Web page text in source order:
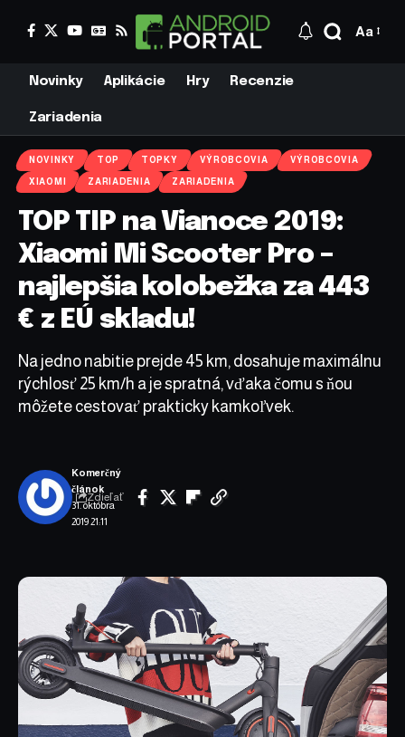
Aa
Novinky Aplikácie Hry Recenzie
Zariadenia
NOVINKY TOP TOPKY VÝROBCOVIA VÝROBCOVIA
XIAOMI ZARIADENIA ZARIADENIA
TOP TIP na Vianoce 2019:
Xiaomi Mi Scooter Pro –
najlepšia kolobežka za 443
€ z EÚ skladu!
Na jedno nabitie prejde 45 km, dosahuje maximálnu
rýchlosť 25 km/h a je spratná, vďaka čomu s ňou
môžete cestovať prakticky kamkoľvek.
31. októbra
2019 21:11
Komerčný
článok
Zdieľať